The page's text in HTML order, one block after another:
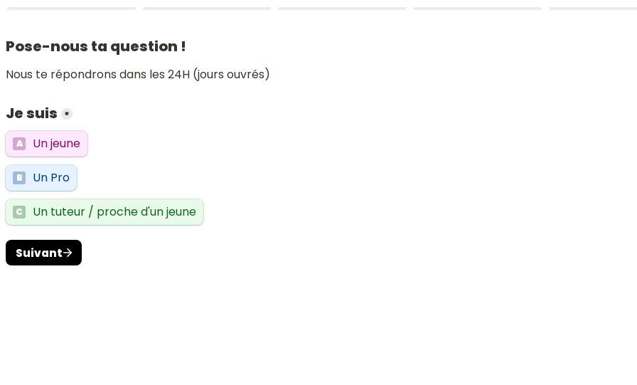
Pose-nous ta question !
Nous te répondrons dans les 24H (jours ouvrés)
Je suis *
A Un jeune
B Un Pro
C Un tuteur / proche d'un jeune
Suivant